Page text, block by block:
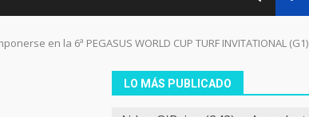
en la 6ª PEGASUS WORLD CUP TURF INVITATIONAL (G1)
LO MÁS PUBLICADO